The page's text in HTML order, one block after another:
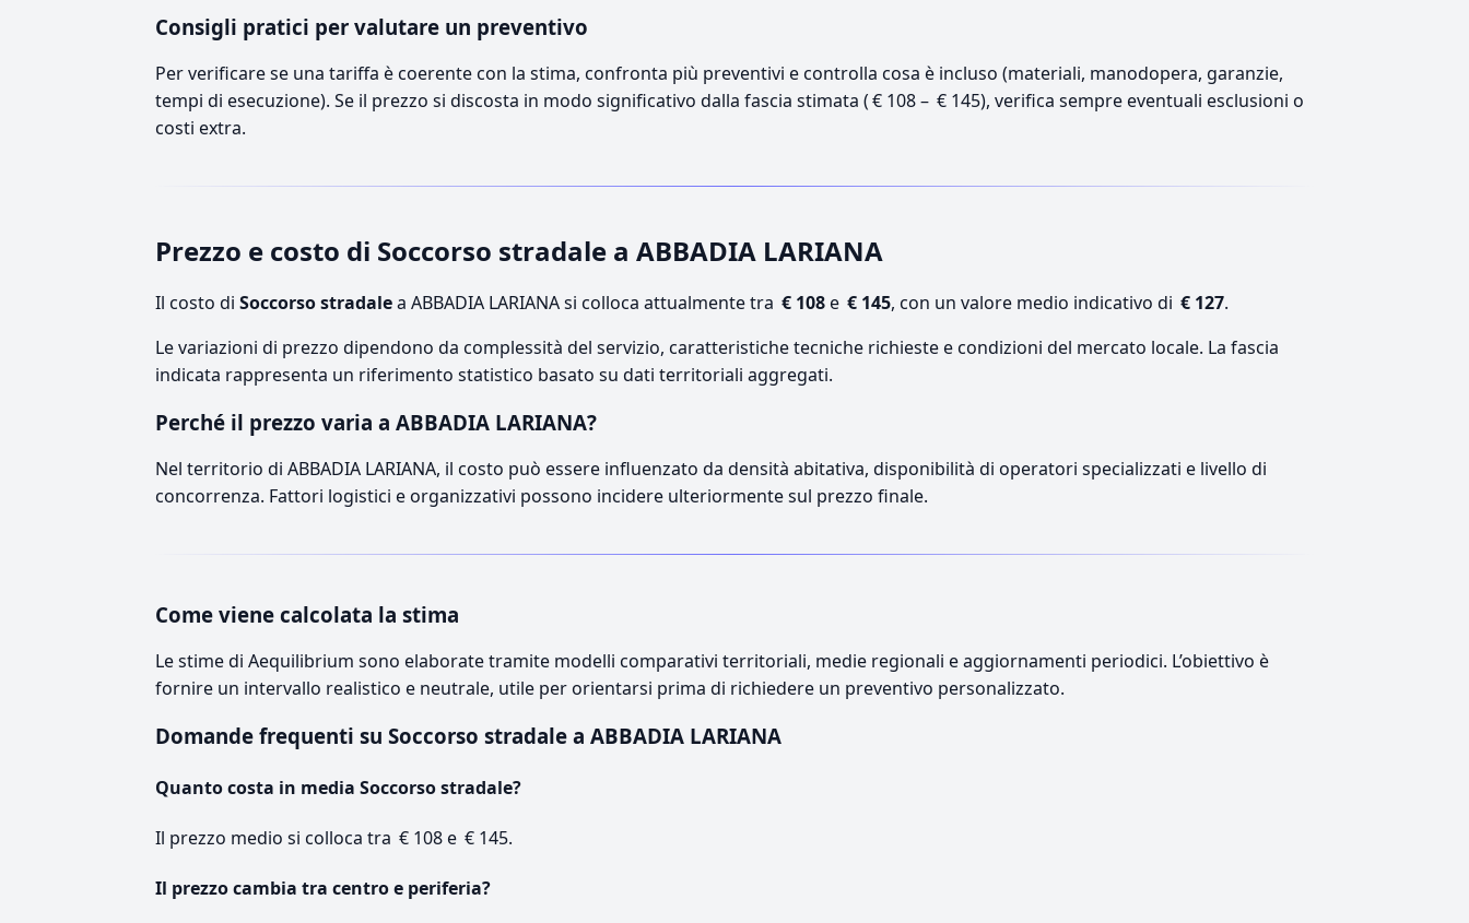
Consigli pratici per valutare un preventivo
Per verificare se una tariffa è coerente con la stima, confronta più preventivi e controlla cosa è incluso (materiali, manodopera, garanzie,
tempi di esecuzione). Se il prezzo si discosta in modo significativo dalla fascia stimata ( € 108 – € 145), verifica sempre eventuali esclusioni o
costi extra.
Prezzo e costo di Soccorso stradale a ABBADIA LARIANA
Il costo di Soccorso stradalea ABBADIA LARIANA si colloca attualmente tra € 108e € 145, con un valore medio indicativo di € 127.
Le variazioni di prezzo dipendono da complessità del servizio, caratteristiche tecniche richieste e condizioni del mercato locale. La fascia
indicata rappresenta un riferimento statistico basato su dati territoriali aggregati.
Perché il prezzo varia a ABBADIA LARIANA?
Nel territorio di ABBADIA LARIANA, il costo può essere influenzato da densità abitativa, disponibilità di operatori specializzati e livello di
concorrenza. Fattori logistici e organizzativi possono incidere ulteriormente sul prezzo finale.
Come viene calcolata la stima
Le stime di Aequilibrium sono elaborate tramite modelli comparativi territoriali, medie regionali e aggiornamenti periodici. L’obiettivo è
fornire un intervallo realistico e neutrale, utile per orientarsi prima di richiedere un preventivo personalizzato.
Domande frequenti su Soccorso stradale a ABBADIA LARIANA
Quanto costa in media Soccorso stradale?
Il prezzo medio si colloca tra € 108 e € 145.
Il prezzo cambia tra centro e periferia?